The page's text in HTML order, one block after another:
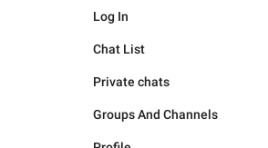
Log In
Chat List
Private chats
Groups And Channels